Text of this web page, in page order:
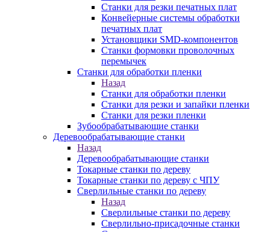
Станки для резки печатных плат
Конвейерные системы обработки
печатных плат
Установщики SMD-компонентов
Станки формовки проволочных
перемычек
Станки для обработки пленки
Назад
Станки для обработки пленки
Станки для резки и запайки пленки
Станки для резки пленки
Зубообрабатывающие станки
Деревообрабатывающие станки
Назад
Деревообрабатывающие станки
Токарные станки по дереву
Токарные станки по дереву с ЧПУ
Сверлильные станки по дереву
Назад
Сверлильные станки по дереву
Сверлильно-присадочные станки